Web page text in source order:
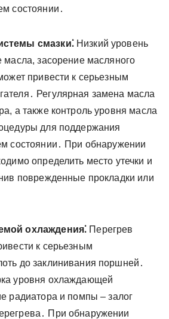
состоянии․
смазки⁚Низкий уровень
масла, засорение масляного
привести к серьезным
Регулярная замена масла
а также контроль уровня масла
для поддержания
состоянии․ При обнаружении
определить место утечки и
поврежденные прокладки или
охлаждения⁚ Перегрев
к серьезным
до заклинивания поршней․
уровня охлаждающей
радиатора и помпы – залог
При обнаружении